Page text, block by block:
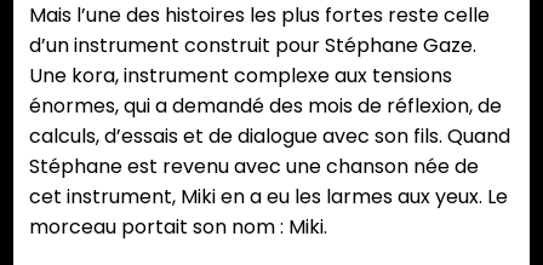
Mais l’une des histoires les plus fortes reste celle
d’un instrument construit pour Stéphane Gaze.
Une kora, instrument complexe aux tensions
énormes, qui a demandé des mois de réflexion, de
calculs, d’essais et de dialogue avec son fils. Quand
Stéphane est revenu avec une chanson née de
cet instrument, Miki en a eu les larmes aux yeux. Le
morceau portait son nom : Miki.